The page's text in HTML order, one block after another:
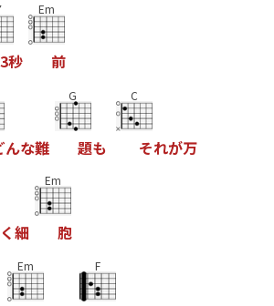
3秒
Em
前
んな難
G
題も
C
それが万
く細
Em
胞
Em F